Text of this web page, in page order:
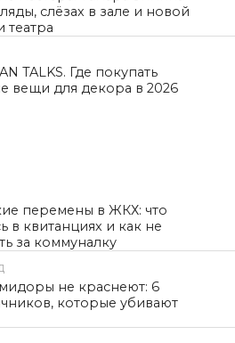
слёзах в зале и новой
театра
TALKS. Где покупать
вещи для декора в 2026
перемены в ЖКХ: что
в квитанциях и как не
за коммуналку
не краснеют: 6
которые убивают